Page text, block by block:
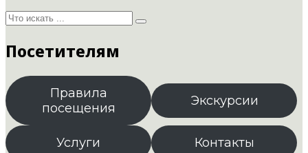
Посетителям
Правила
посещения
Экскурсии
Услуги Контакты